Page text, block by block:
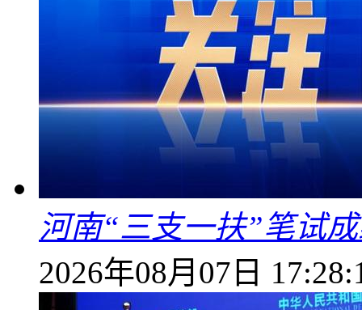
河南“三支一扶”笔试
2026年08月07日